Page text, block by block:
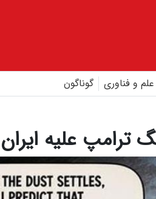
علم و فناوری گوناگون
ترامپ علیه ایران